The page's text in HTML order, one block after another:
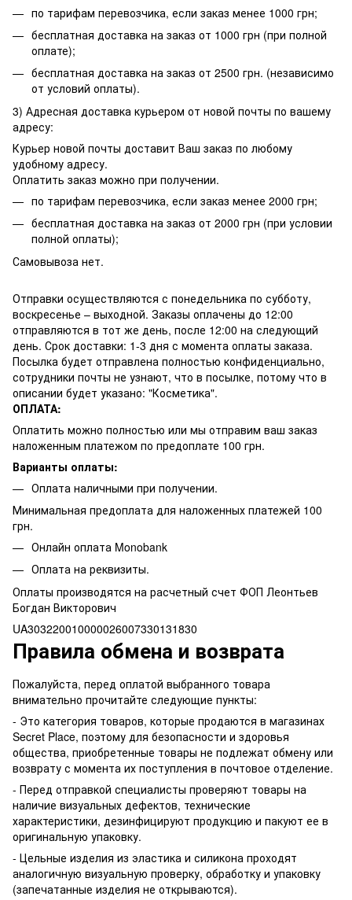
по тарифам перевозчика, если заказ менее 1000 грн;
бесплатная доставка на заказ от 1000 грн (при полной
оплате);
бесплатная доставка на заказ от 2500 грн. (независимо
от условий оплаты).
3) Адресная доставка курьером от новой почты по вашему
адресу:
Курьер новой почты доставит Ваш заказ по любому
удобному адресу.
Оплатить заказ можно при получении.
по тарифам перевозчика, если заказ менее 2000 грн;
бесплатная доставка на заказ от 2000 грн (при условии
полной оплаты);
Самовывоза нет.
Отправки осуществляются с понедельника по субботу,
воскресенье – выходной. Заказы оплачены до 12:00
отправляются в тот же день, после 12:00 на следующий
день. Срок доставки: 1-3 дня с момента оплаты заказа.
Посылка будет отправлена полностью конфиденциально,
сотрудники почты не узнают, что в посылке, потому что в
описании будет указано: "Косметика".
ОПЛАТА:
Оплатить можно полностью или мы отправим ваш заказ
наложенным платежом по предоплате 100 грн.
Варианты оплаты:
Оплата наличными при получении.
Минимальная предоплата для наложенных платежей 100
грн.
Онлайн оплата Monobank
Оплата на реквизиты.
Оплаты производятся на расчетный счет ФОП Леонтьев
Богдан Викторович
UA303220010000026007330131830
Правила обмена и возврата
Пожалуйста, перед оплатой выбранного товара
внимательно прочитайте следующие пункты:
- Это категория товаров, которые продаются в магазинах
Secret Place, поэтому для безопасности и здоровья
общества, приобретенные товары не подлежат обмену или
возврату с момента их поступления в почтовое отделение.
- Перед отправкой специалисты проверяют товары на
наличие визуальных дефектов, технические
характеристики, дезинфицируют продукцию и пакуют ее в
оригинальную упаковку.
- Цельные изделия из эластика и силикона проходят
аналогичную визуальную проверку, обработку и упаковку
(запечатанные изделия не открываются).